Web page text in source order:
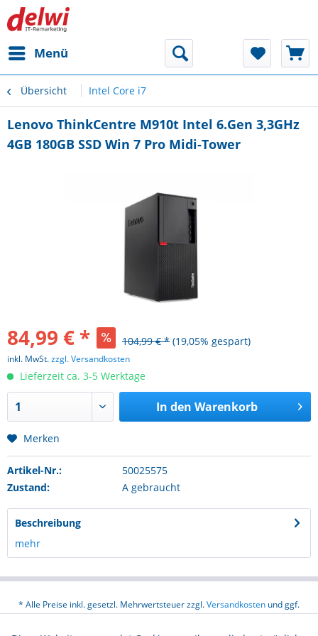
Menü
Übersicht Intel Core i7
Lenovo ThinkCentre M910t Intel 6.Gen 3,3GHz
4GB 180GB SSD Win 7 Pro Midi-Tower
84,99 € * 104,99 € * (19,05% gespart)
inkl. MwSt.zzgl. Versandkosten
Lieferzeit ca. 3-5 Werktage
In den Warenkorb
Merken
Artikel-Nr.:
50025575
Zustand:
A gebraucht
Beschreibung
mehr
* Alle Preise inkl. gesetzl. Mehrwertsteuer zzgl.Versandkosten und ggf.